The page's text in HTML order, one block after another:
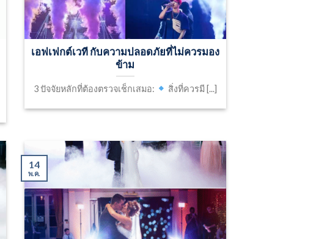
เอฟเฟกต์เวที กับความปลอดภัยที่ไม่ควรมอง
ข้าม
3 ปัจจัยหลักที่ต้องตรวจเช็กเสมอ: สิ่งที่ควรมี [...]
14
พ.ค.